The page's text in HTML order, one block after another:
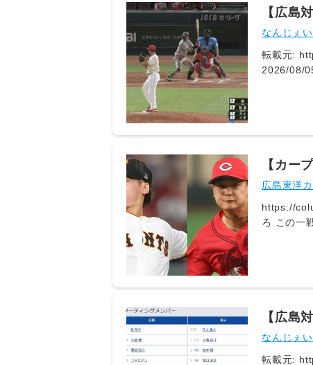
【広島
点！！
なんじぇ
転載元:
2026/08/05(水)
【カー
ム】
広島東洋
https://
ろ この一戦は両チームの先発左腕に注目。広島・森は4月8日の巨人戦で7回無失点の好投を披露するなど、今季はマツ
ダスタジ
【広島
なんじぇ
転載元: